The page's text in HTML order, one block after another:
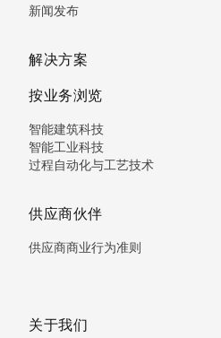
新闻发布
解决方案
按业务浏览
智能建筑科技
智能工业科技
过程自动化与工艺技术
供应商伙伴
供应商商业行为准则
关于我们